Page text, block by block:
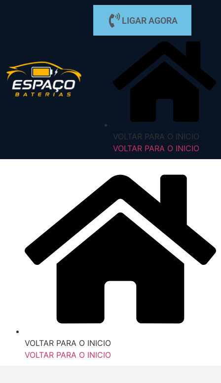
LIGAR AGORA
VOLTAR PARA O INICIO
VOLTAR PARA O INICIO
VOLTAR PARA O INICIO
VOLTAR PARA O INICIO